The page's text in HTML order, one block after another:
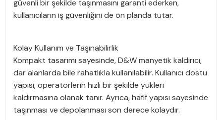
güvenli bir şekilde taşınmasını garanti ederken,
kullanıcıların iş güvenliğini de ön planda tutar.
Kolay Kullanım ve Taşınabilirlik
Kompakt tasarımı sayesinde, D&W manyetik kaldırıcı,
dar alanlarda bile rahatlıkla kullanılabilir. Kullanıcı dostu
yapısı, operatörlerin hızlı bir şekilde yükleri
kaldırmasına olanak tanır. Ayrıca, hafif yapısı sayesinde
taşınması ve depolanması son derece kolaydır.